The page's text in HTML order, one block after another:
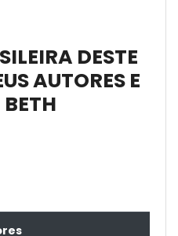
DESTE
AUTORES E